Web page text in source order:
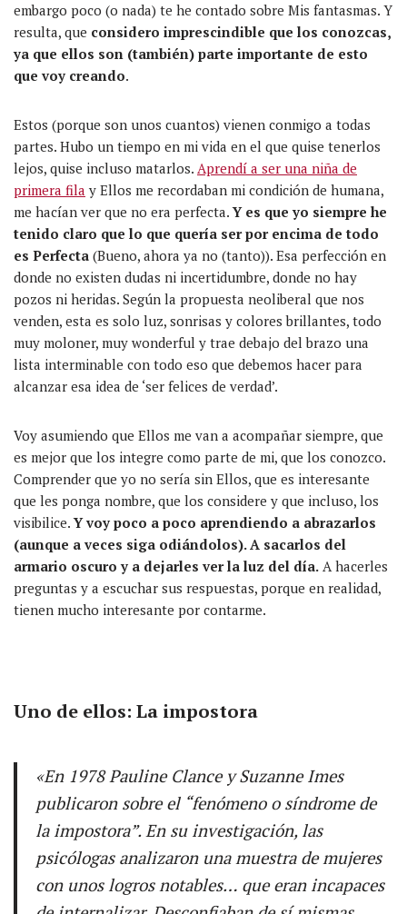
embargo poco (o nada) te he contado sobre Mis fantasmas. Y
resulta, que considero imprescindible que los conozcas,
ya que ellos son (también) parte importante de esto
que voy creando.
Estos (porque son unos cuantos) vienen conmigo a todas
partes. Hubo un tiempo en mi vida en el que quise tenerlos
lejos, quise incluso matarlos. Aprendí a ser una niña de
primera fila y Ellos me recordaban mi condición de humana,
me hacían ver que no era perfecta.Y es que yo siempre he
tenido claro que lo que quería ser por encima de todo
es Perfecta (Bueno, ahora ya no (tanto)). Esa perfección en
donde no existen dudas ni incertidumbre, donde no hay
pozos ni heridas. Según la propuesta neoliberal que nos
venden, esta es solo luz, sonrisas y colores brillantes, todo
muy moloner, muy wonderful y trae debajo del brazo una
lista interminable con todo eso que debemos hacer para
alcanzar esa idea de ‘ser felices de verdad’.
Voy asumiendo que Ellos me van a acompañar siempre, que
es mejor que los integre como parte de mi, que los conozco.
Comprender que yo no sería sin Ellos, que es interesante
que les ponga nombre, que los considere y que incluso, los
visibilice.Y voy poco a poco aprendiendo a abrazarlos
(aunque a veces siga odiándolos). A sacarlos del
armario oscuro y a dejarles ver la luz del día. A hacerles
preguntas y a escuchar sus respuestas, porque en realidad,
tienen mucho interesante por contarme.
Uno de ellos: La impostora
«En 1978 Pauline Clance y Suzanne Imes
publicaron sobre el “fenómeno o síndrome de
la impostora”. En su investigación, las
psicólogas analizaron una muestra de mujeres
con unos logros notables… que eran incapaces